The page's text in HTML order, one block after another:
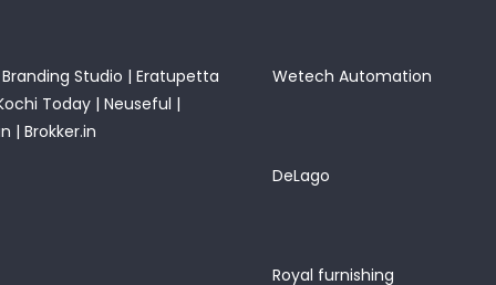
Studio | Eratupetta
Today | Neuseful |
| Brokker.in
Wetech Automation
DeLago
Royal furnishing